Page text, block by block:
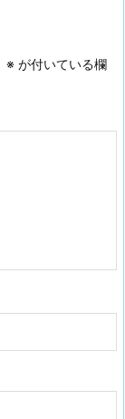
※ が付いている欄